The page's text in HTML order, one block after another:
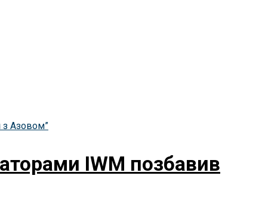
IWM позбавив